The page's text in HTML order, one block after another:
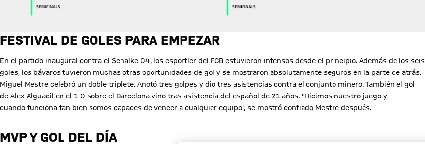
FESTIVAL DE GOLES PARA EMPEZAR
En el partido inaugural contra el Schalke 04, los esportler del FCB estuvieron intensos desde el principio. Además de los seis
goles, los bávaros tuvieron muchas otras oportunidades de gol y se mostraron absolutamente seguros en la parte de atrás.
Miguel Mestre celebró un doble triplete. Anotó tres golpes y dio tres asistencias contra el conjunto minero. También el gol
de Alex Alguacil en el 1-0 sobre el Barcelona vino tras asistencia del español de 21 años. "Hicimos nuestro juego y
cuando funciona tan bien somos capaces de vencer a cualquier equipo", se mostró confiado Mestre después.
MVP Y GOL DEL DÍA